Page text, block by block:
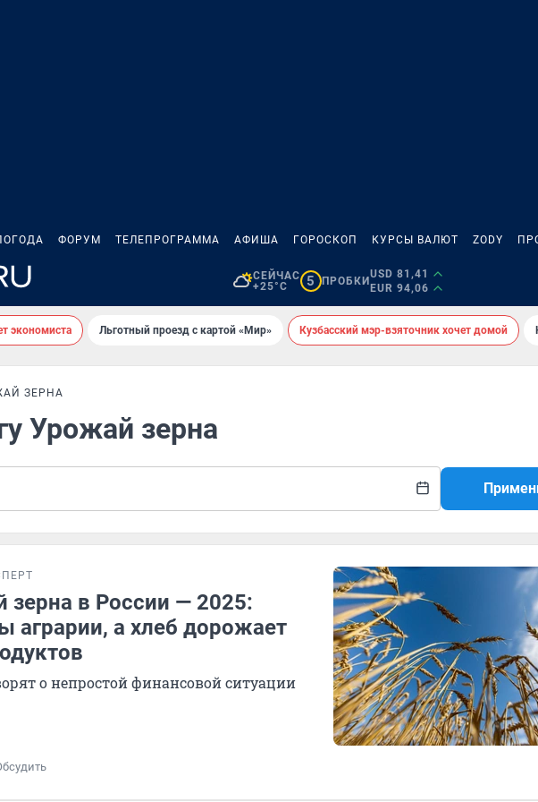
ФОРУМ ТЕЛЕПРОГРАММА АФИША ГОРОСКОП КУРСЫ ВАЛЮТ ZODY
СЕЙЧАС
+25°C
5 ПРОБКИ
USD 81,41
EUR 94,06
экономиста Льготный проезд с картой «Мир» Кузбасский мэр-взяточник хочет домой
ЗЕРНА
Урожай зерна
в России — 2025:
аграрии, а хлеб дорожает
о непростой финансовой ситуации